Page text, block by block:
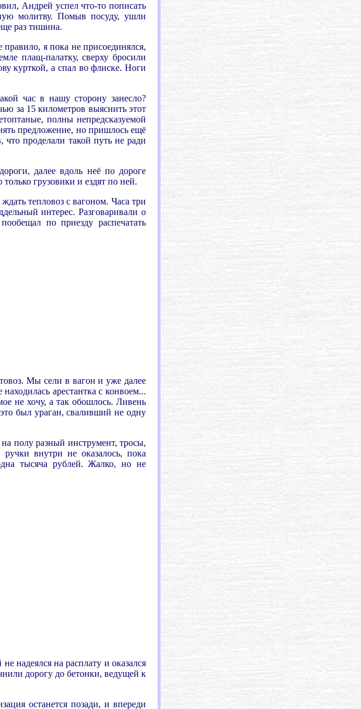
Андрей успел что-то пописать
молитву. Помыв посуду, ушли
раз тишина.
правило, я пока не присоединялся,
плащ-палатку, сверху бросили
курткой, а спал во флиске. Ноги
час в нашу сторону занесло?
за 15 километров выяснить этот
полны непредсказуемой
предложение, но пришлось ещё
что проделали такой путь не ради
далее вдоль неё по дороге
грузовики и ездят по ней.
тепловоз с вагоном. Часа три
интерес. Разговаривали о
по приезду распечатать
Мы сели в вагон и уже далее
арестантка с конвоем...
не хочу, а так обошлось. Ливень
был ураган, сваливший не одну
полу разный инструмент, тросы,
внутри не оказалось, пока
тысяча рублей. Жалко, но не
надеялся на расплату и оказался
дорогу до бетонки, ведущей к
останется позади, и впереди